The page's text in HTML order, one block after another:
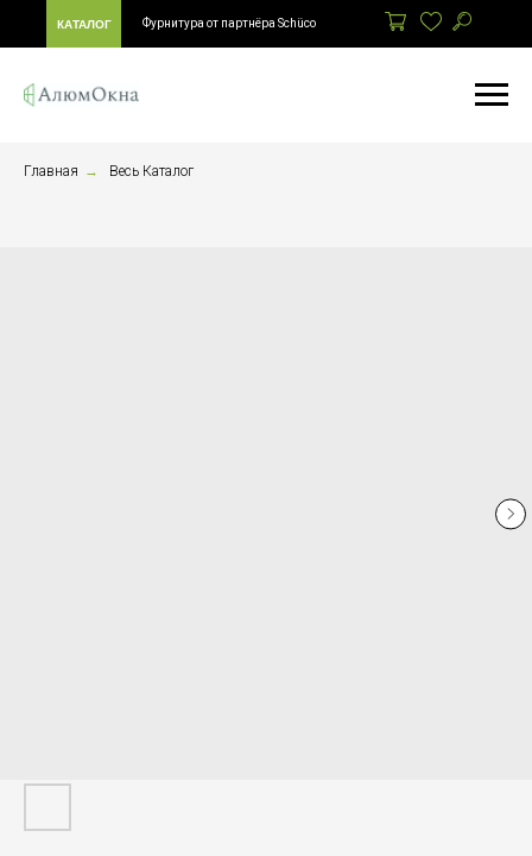
КАТАЛОГ Фурнитура от партнёра Schüco
Главная → Весь Каталог